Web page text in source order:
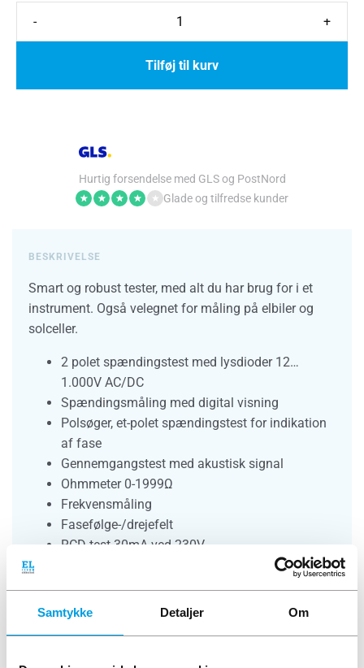
Samtykke Detaljer Om
- +
Tilføj til kurv
Hurtig forsendelse med GLS og PostNord
Glade og tilfredse kunder
★ ★ ★ ★ ★
BESKRIVELSE
Smart og robust tester, med alt du har brug for i et
instrument. Også velegnet for måling på elbiler og
solceller.
2 polet spændingstest med lysdioder 12…
1.000V AC/DC
Spændingsmåling med digital visning
Polsøger, et-polet spændingstest for indikation
af fase
Gennemgangstest med akustisk signal
Ohmmeter 0-1999Ω
Frekvensmåling
Fasefølge-/drejefelt
RCD test 30mA ved 230V
Advarsel med diode ved farlig spænding uden
Velegnet til L-AUS arbejde, og konstatering af
spændingsløs tilstand. Opfylder spændingstester